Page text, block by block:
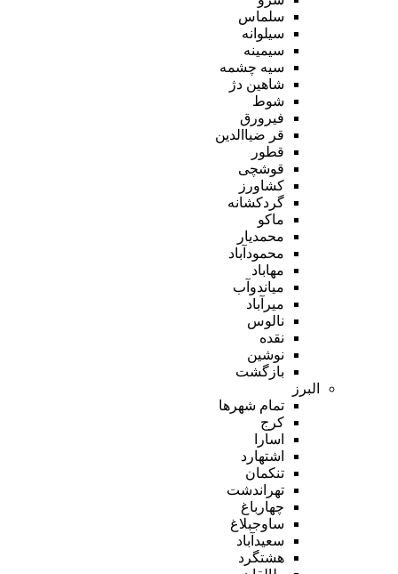
سلماس
سیلوانه
سیمینه
سیه چشمه
شاهین دژ
شوط
فیرورق
قر ضیاالدین
قطور
قوشچی
کشاورز
گردکشانه
ماکو
محمدیار
محمودآباد
مهاباد
میاندوآب
میرآباد
نالوس
نقده
نوشین
بازگشت
البرز
تمام شهر‌ها
کرج
اسارا
اشتهارد
تنکمان
تهراندشت
چهارباغ
ساوجبلاغ
سعیدآباد
هشتگرد